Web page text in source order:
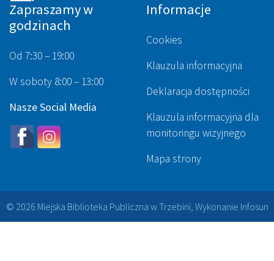
Zapraszamy w
godzinach
Od 7:30 – 19:00
W soboty 8:00 – 13:00
Nasze Social Media
Informacje
Cookies
Klauzula informacyjna
Deklaracja dostępności
Klauzula informacyjna dla
monitoringu wizyjnego
Mapa strony
© 2026 Miejska Biblioteka Publiczna w Trzebini, Wykonanie Infosun